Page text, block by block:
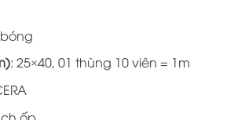
: 25×40, 01 thùng 10 viên = 1m
ốp